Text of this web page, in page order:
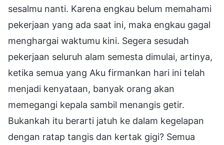
sesalmu nanti. Karena engkau belum memahami
pekerjaan yang ada saat ini, maka engkau gagal
menghargai waktumu kini. Segera sesudah
pekerjaan seluruh alam semesta dimulai, artinya,
ketika semua yang Aku firmankan hari ini telah
menjadi kenyataan, banyak orang akan
memegangi kepala sambil menangis getir.
Bukankah itu berarti jatuh ke dalam kegelapan
dengan ratap tangis dan kertak gigi? Semua